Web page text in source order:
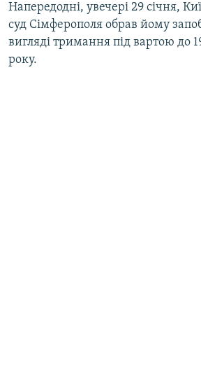
Напередодні, увечері 29 січня,
суд Сімферополя обрав йому
вигляді тримання під вартою до
року.